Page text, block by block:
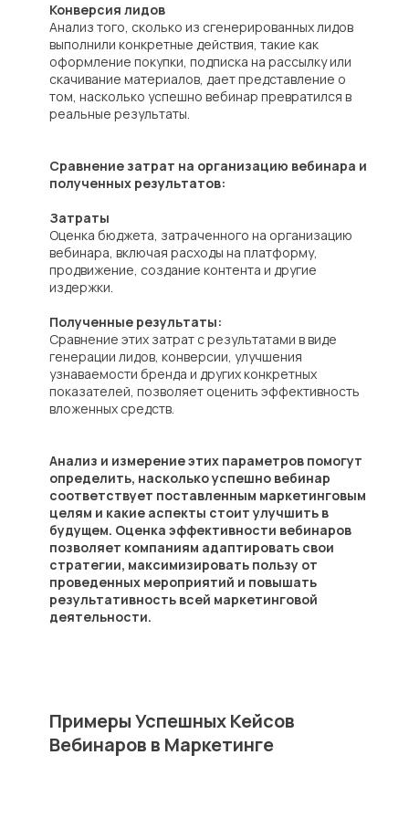
Конверсия лидов
Анализ того, сколько из сгенерированных лидов
выполнили конкретные действия, такие как
оформление покупки, подписка на рассылку или
скачивание материалов, дает представление о
том, насколько успешно вебинар превратился в
реальные результаты.
Сравнение затрат на организацию вебинара и
полученных результатов:
Затраты
Оценка бюджета, затраченного на организацию
вебинара, включая расходы на платформу,
продвижение, создание контента и другие
издержки.
Полученные результаты:
Сравнение этих затрат с результатами в виде
генерации лидов, конверсии, улучшения
узнаваемости бренда и других конкретных
показателей, позволяет оценить эффективность
вложенных средств.
Анализ и измерение этих параметров помогут
определить, насколько успешно вебинар
соответствует поставленным маркетинговым
целям и какие аспекты стоит улучшить в
будущем. Оценка эффективности вебинаров
позволяет компаниям адаптировать свои
стратегии, максимизировать пользу от
проведенных мероприятий и повышать
результативность всей маркетинговой
деятельности.
Примеры Успешных Кейсов
Вебинаров в Маркетинге